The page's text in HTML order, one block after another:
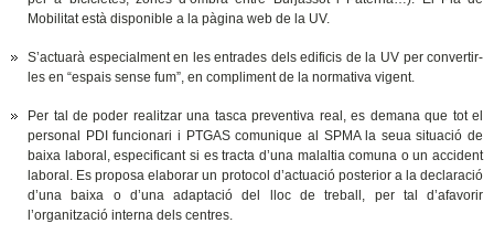
Mobilitat està disponible a la pàgina web de la UV.
S’actuarà especialment en les entrades dels edificis de la UV per convertir-
les en “espais sense fum”, en compliment de la normativa vigent.
Per tal de poder realitzar una tasca preventiva real, es demana que tot el
personal PDI funcionari i PTGAS comunique al SPMA la seua situació de
baixa laboral, especificant si es tracta d’una malaltia comuna o un accident
laboral. Es proposa elaborar un protocol d’actuació posterior a la declaració
d’una baixa o d’una adaptació del lloc de treball, per tal d’afavorir
l’organització interna dels centres.